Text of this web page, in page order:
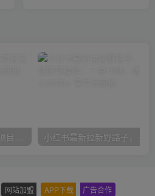
无限接码撸红包单号0.75项目无偿分享给你【揭秘】
网站加盟 APP下载 广告合作